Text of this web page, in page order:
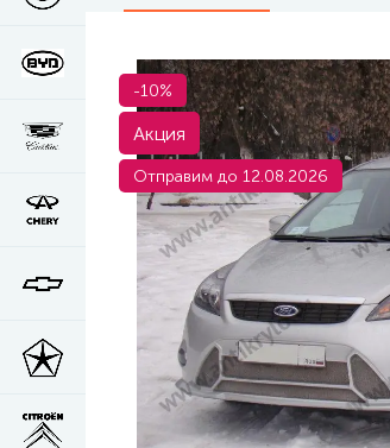
-10%
Акция
Отправим до 12.08.2026